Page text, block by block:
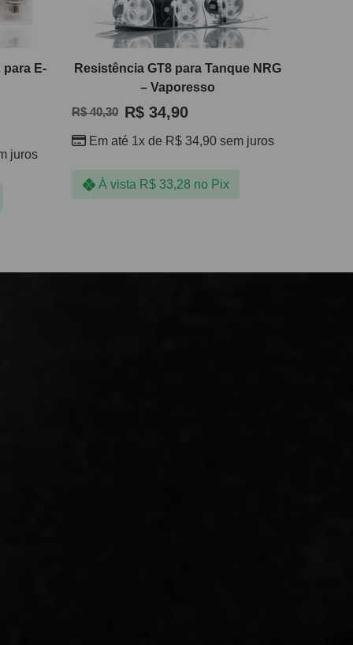
E-
juros
Resistência GT8 para Tanque NRG
– Vaporesso
R$40,30 R$34,90
Em até 1x de R$34,90sem juros
À vista R$33,28 no Pix